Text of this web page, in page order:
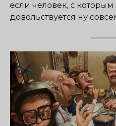
если человек, с
довольствуется ну